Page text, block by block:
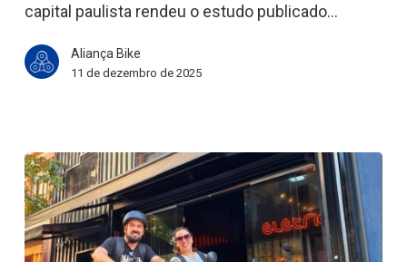
o
capital paulista rendeu o estudo publicado…
Aliança Bike
11 de dezembro de 2025